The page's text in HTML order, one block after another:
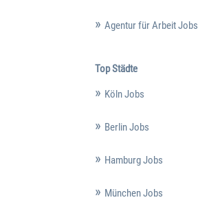
Agentur für Arbeit Jobs
Top Städte
Köln Jobs
Berlin Jobs
Hamburg Jobs
München Jobs